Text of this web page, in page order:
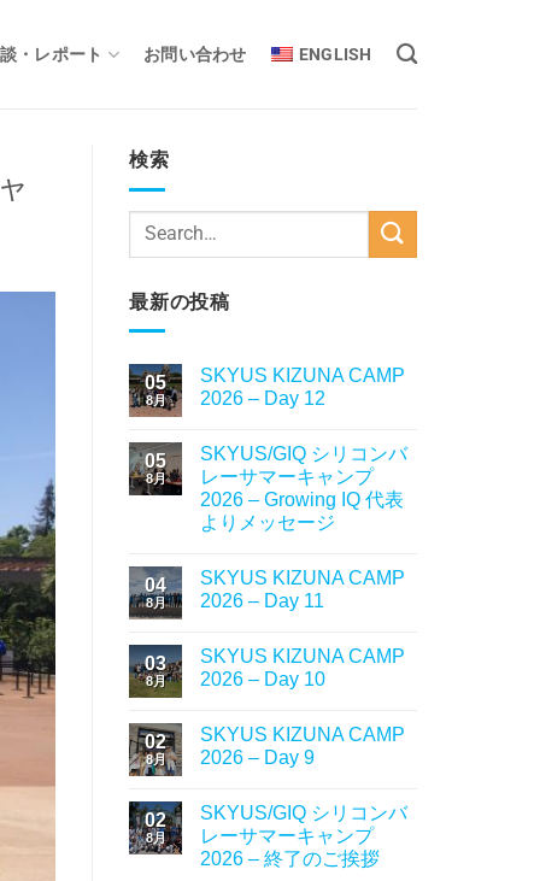
・レポート お問い合わせ ENGLISH
検索
最新の投稿
05
8月
SKYUS KIZUNA CAMP
2026 – Day 12
05
8月
SKYUS/GIQ シリコンバ
レーサマーキャンプ
2026 – Growing IQ 代表
よりメッセージ
04
8月
SKYUS KIZUNA CAMP
2026 – Day 11
03
8月
SKYUS KIZUNA CAMP
2026 – Day 10
02
8月
SKYUS KIZUNA CAMP
2026 – Day 9
02
8月
SKYUS/GIQ シリコンバ
レーサマーキャンプ
2026 – 終了のご挨拶